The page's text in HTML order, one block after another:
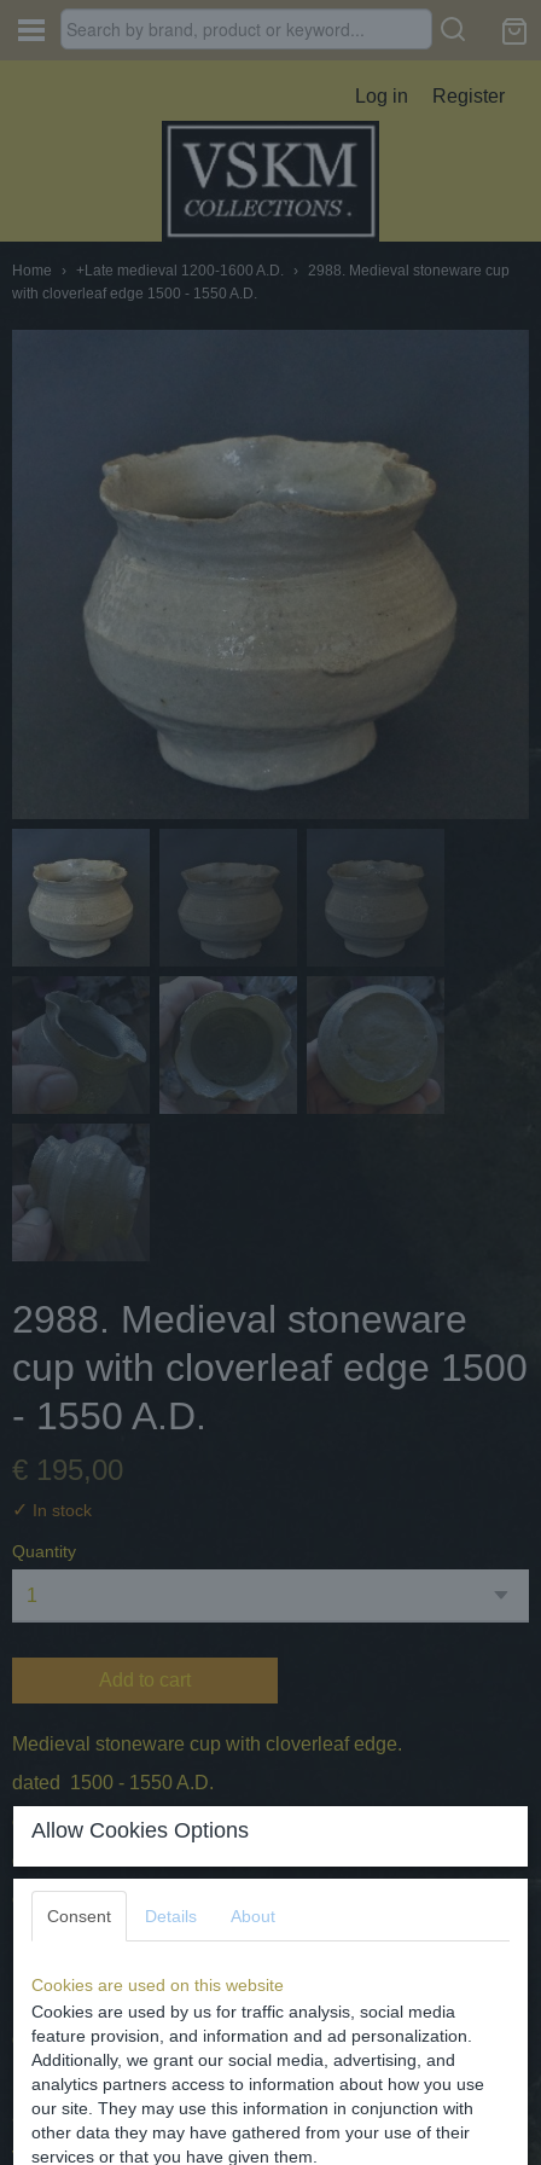
Log in Register
Home › +Late medieval 1200-1600 A.D. › 2988. Medieval stoneware cup
with cloverleaf edge 1500 - 1550 A.D.
2988. Medieval stoneware
cup with cloverleaf edge 1500
- 1550 A.D.
€ 195,00
✓ In stock
Quantity
Add to cart
Medieval stoneware cup with cloverleaf edge.
dated 1500 - 1550 A.D.
origin - Belgium/Raeren.
dimensions - H. 6 cm and D. 8 cm
conditions - intact complete, two hairline see photos.
Middeleeuwse steengoed beker met klaverblad rand /
gedateerd 1500 - 1550 na Christus
herkomst - België / Raeren.
afmetingen - H. 6 cm en D. 8 cm
voorwaarden - intact compleet, twee haarlijnen zie foto's.
Allow Cookies Options
Consent Details About
Cookies are used on this website
Cookies are used by us for traffic analysis, social media
feature provision, and information and ad personalization.
Additionally, we grant our social media, advertising, and
analytics partners access to information about how you use
our site. They may use this information in conjunction with
other data they may have gathered from your use of their
services or that you have given them.